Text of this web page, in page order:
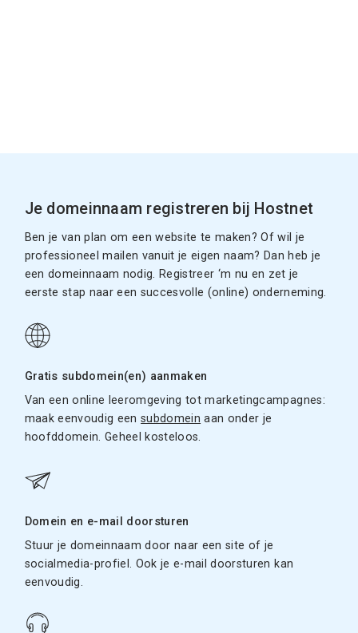
Je domeinnaam registreren bij Hostnet
Ben je van plan om een website te maken? Of wil je
professioneel mailen vanuit je eigen naam? Dan heb je
een domeinnaam nodig. Registreer ‘m nu en zet je
eerste stap naar een succesvolle (online) onderneming.
Gratis subdomein(en) aanmaken
Van een online leeromgeving tot marketingcampagnes:
maak eenvoudig eensubdomein aan onder je
hoofddomein. Geheel kosteloos.
Domein en e-mail doorsturen
Stuur je domeinnaam door naar een site of je
socialmedia-profiel. Ook je e-mail doorsturen kan
eenvoudig.